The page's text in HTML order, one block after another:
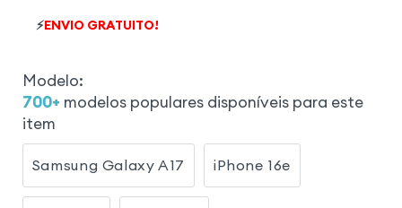
⚡ENVIO GRATUITO!
Modelo:
700+ modelos populares disponíveis para este
item
Samsung Galaxy A17 iPhone 16e